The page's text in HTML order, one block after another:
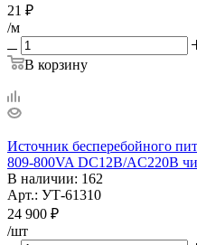
21 ₽
/м
В корзину
Источник бесперебойного
809-800VA DC12B/AC220B
В наличии: 162
Арт.: УТ-61310
24 900 ₽
/шт